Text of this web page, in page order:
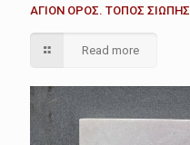
ΑΓΙΟΝ ΟΡΟΣ. ΤΟΠΟΣ ΣΙΩΠΗΣ
Read more